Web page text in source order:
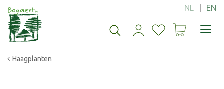
Haagplanten